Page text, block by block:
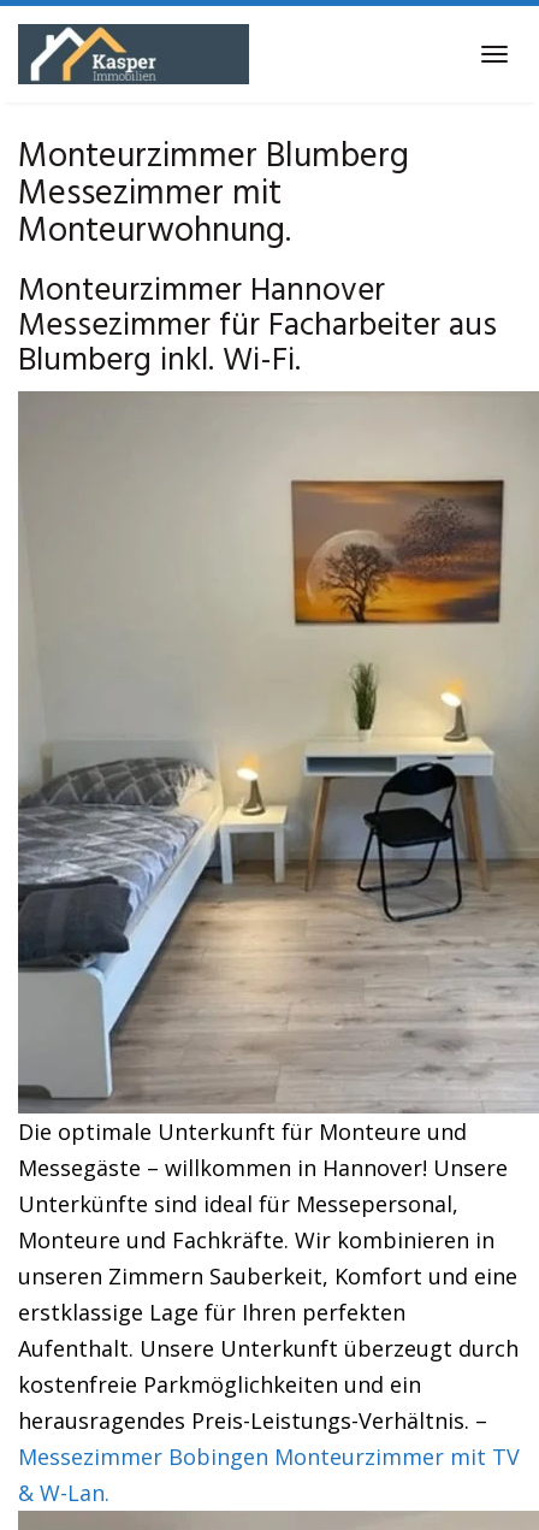
Skip
main
Monteurzimmer Blumberg
Messezimmer mit
Monteurwohnung.
Monteurzimmer Hannover
Messezimmer für Facharbeiter aus
Blumberg inkl. Wi-Fi.
Die optimale Unterkunft für Monteure und
Messegäste – willkommen in Hannover! Unsere
Unterkünfte sind ideal für Messepersonal,
Monteure und Fachkräfte. Wir kombinieren in
unseren Zimmern Sauberkeit, Komfort und eine
erstklassige Lage für Ihren perfekten
Aufenthalt. Unsere Unterkunft überzeugt durch
kostenfreie Parkmöglichkeiten und ein
herausragendes Preis-Leistungs-Verhältnis. –
Messezimmer Bobingen Monteurzimmer mit TV
& W-Lan.